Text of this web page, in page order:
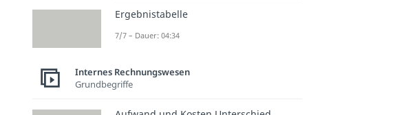
Ergebnistabelle
7/7 – Dauer: 04:34
Internes Rechnungswesen
Grundbegriffe